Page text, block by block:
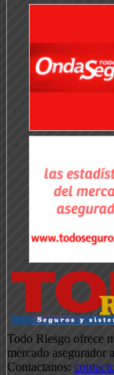
Todo Riesgo ofrece
mercado asegurador
Contactanos: